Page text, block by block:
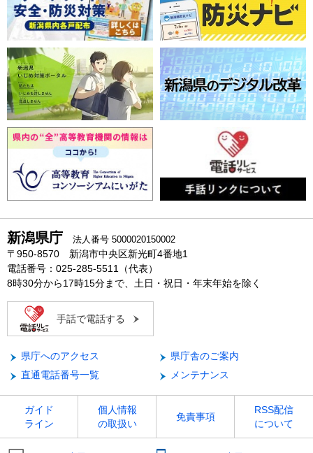
新潟県庁 法人番号 5000020150002
〒950-8570 新潟市中央区新光町4番地1
電話番号：025-285-5511（代表）
8時30分から17時15分まで、土日・祝日・年末年始を除く
手話で電話する
県庁へのアクセス
県庁舎のご案内
直通電話番号一覧
メンテナンス
ガイド
ライン
個人情報
の取扱い
免責事項
RSS配信
について